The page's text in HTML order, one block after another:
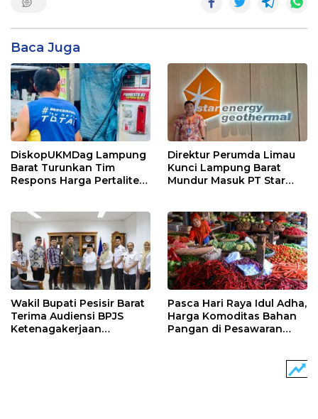
Baca Juga
DiskopUKMDag Lampung
Barat Turunkan Tim
Respons Harga Pertalite
Direktur Perumda Limau
Kunci Lampung Barat
Mundur Masuk PT Star
Wakil Bupati Pesisir Barat
Terima Audiensi BPJS
Ketenagakerjaan
Pasca Hari Raya Idul Adha,
Harga Komoditas Bahan
Pangan di Pesawaran